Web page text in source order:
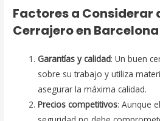
Factores a Considerar
Cerrajero en Barcelona
Garantías y calidad: Un buen
sobre su trabajo y utiliza
asegurar la máxima calidad.
Precios competitivos: Aunque